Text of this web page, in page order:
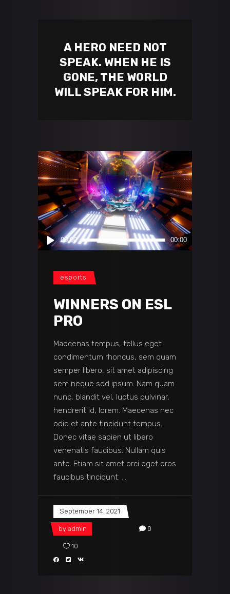
A HERO NEED NOT
SPEAK. WHEN HE IS
GONE, THE WORLD
WILL SPEAK FOR HIM.
Audio
Player
00:00 00:00
esports
WINNERS ON ESL
PRO
Maecenas tempus, tellus eget
condimentum rhoncus, sem quam
semper libero, sit amet adipiscing
sem neque sed ipsum. Nam quam
nunc, blandit vel, luctus pulvinar,
hendrerit id, lorem. Maecenas nec
odio et ante tincidunt tempus.
Donec vitae sapien ut libero
venenatis faucibus. Nullam quis
ante. Etiam sit amet orci eget eros
faucibus tincidunt.
September 14, 2021
by admin 0
10